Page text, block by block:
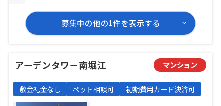
募集中の他の1件を表示する
アーデンタワー南堀江 マンション
敷金礼金なし ペット相談可 初期費用カード決済可